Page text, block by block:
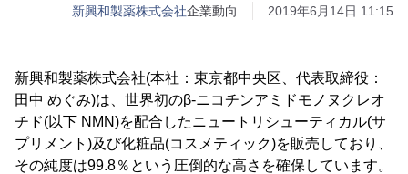
新興和製薬株式会社企業動向 2019年6月14日 11:15
新興和製薬株式会社(本社：東京都中央区、代表取締役：
田中 めぐみ)は、世界初のβ-ニコチンアミドモノヌクレオ
チド(以下 NMN)を配合したニュートリシューティカル(サ
プリメント)及び化粧品(コスメティック)を販売しており、
その純度は99.8％という圧倒的な高さを確保しています。